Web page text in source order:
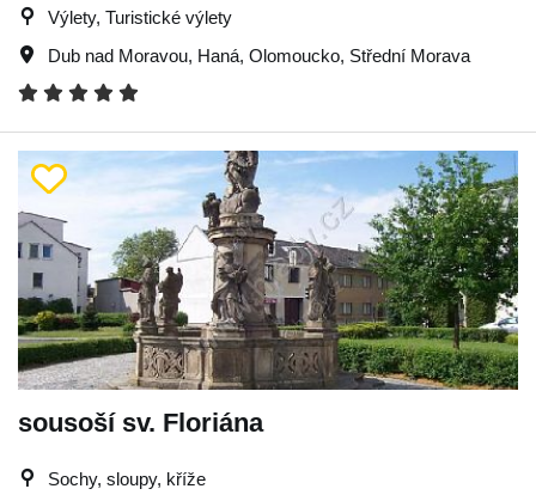
Výlety, Turistické výlety
Dub nad Moravou, Haná, Olomoucko, Střední Morava
sousoší sv. Floriána
Sochy, sloupy, kříže